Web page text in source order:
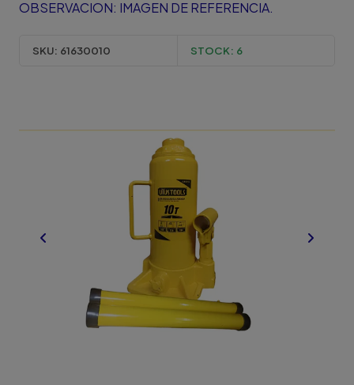
OBSERVACION: IMAGEN DE REFERENCIA.
SKU: 61630010 STOCK: 6